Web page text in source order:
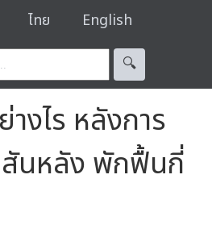
ไทย English
🔍︎
งไร หลังการ
นหลัง พักฟื้นกี่